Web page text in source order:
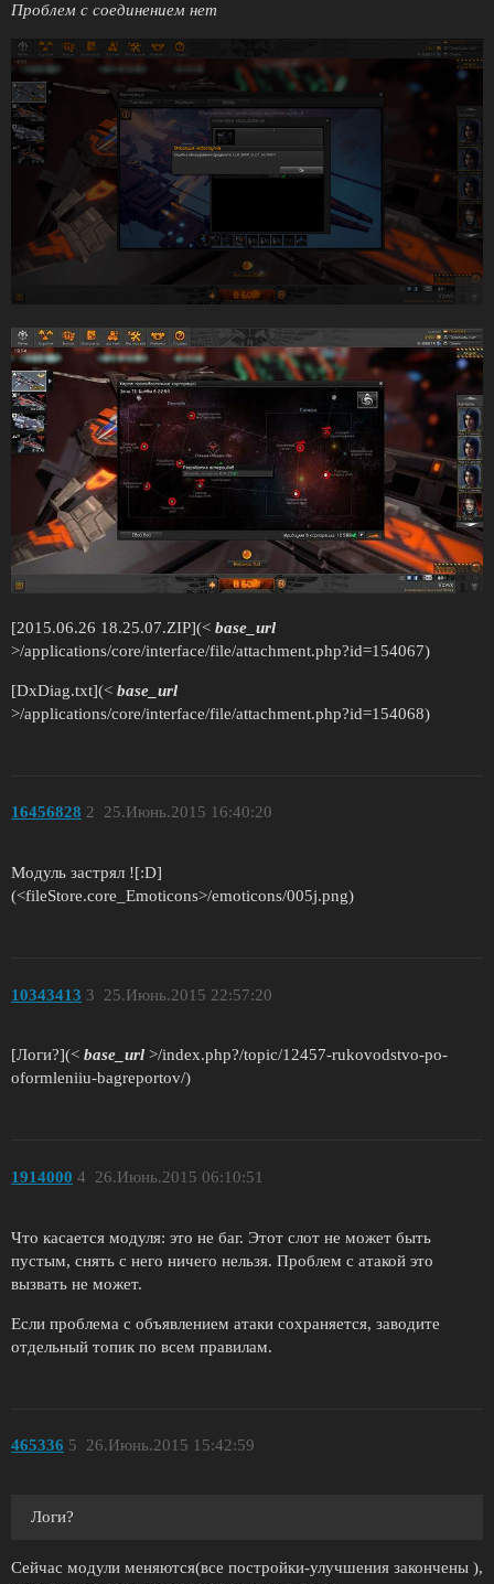
Проблем с соединением нет
[2015.06.26 18.25.07.ZIP](< base_url
>/applications/core/interface/file/attachment.php?id=154067)
[DxDiag.txt](< base_url
>/applications/core/interface/file/attachment.php?id=154068)
16456828 25.Июнь.2015 16:40:20
2
Модуль застрял ![:D]
(<fileStore.core_Emoticons>/emoticons/005j.png)
10343413 25.Июнь.2015 22:57:20
3
[Логи?](< base_url >/index.php?/topic/12457-rukovodstvo-po-
oformleniiu-bagreportov/)
1914000 26.Июнь.2015 06:10:51
4
Что касается модуля: это не баг. Этот слот не может быть
пустым, снять с него ничего нельзя. Проблем с атакой это
вызвать не может.
Если проблема с объявлением атаки сохраняется, заводите
отдельный топик по всем правилам.
465336 26.Июнь.2015 15:42:59
5
Логи?
Сейчас модули меняются(все постройки-улучшения закончены ),